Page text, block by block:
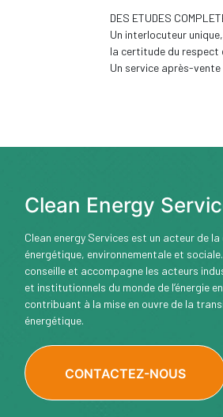
DES ETUDES
Un interlocuteur
la certitude du respect
Un service après-
Clean Energy
Clean energy Services est un acteur de la
énergétique, environnementale et
conseille et accompagne les acteurs
et institutionnels du monde de l’énergie en
contribuant à la mise en ouvre de la
énergétique.
CONTACTEZ-NOUS